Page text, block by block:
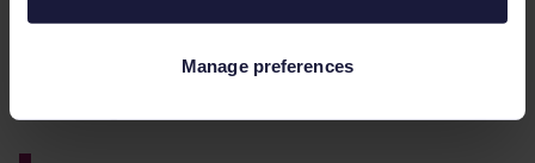
Manage preferences
accroître leur visibilité en ligne et générer